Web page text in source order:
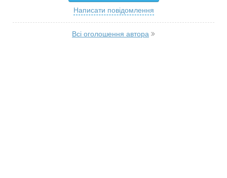
Написати повідомлення
Всі оголошення автора